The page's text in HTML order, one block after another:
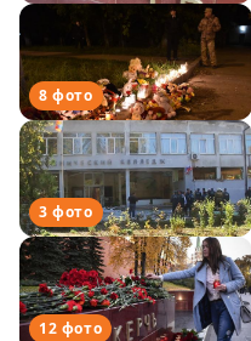
8 фото
3 фото
12 фото